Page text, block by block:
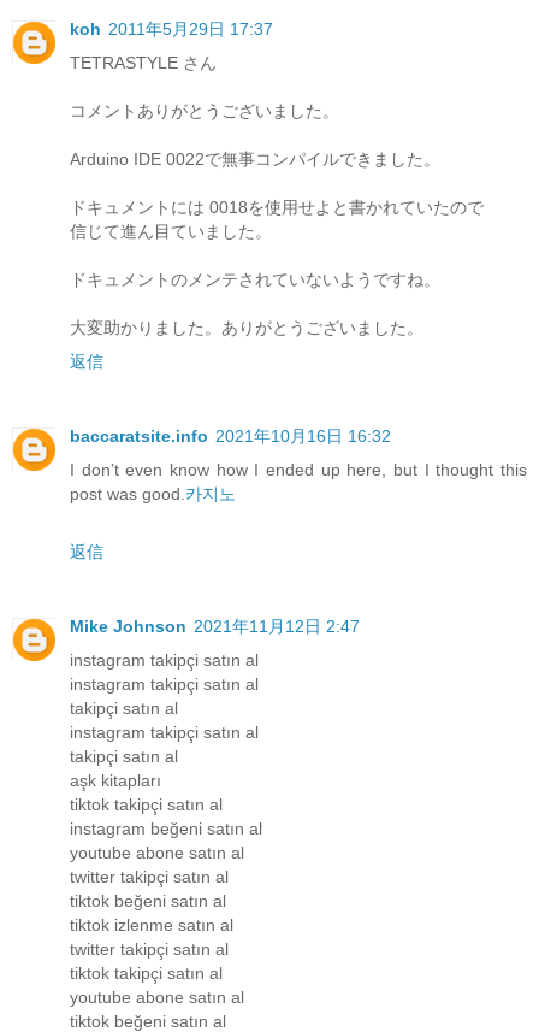
koh 2011年5月29日 17:37
TETRASTYLE さん
コメントありがとうございました。
Arduino IDE 0022で無事コンパイルできました。
ドキュメントには 0018を使用せよと書かれていたので
信じて進ん目ていました。
ドキュメントのメンテされていないようですね。
大変助かりました。ありがとうございました。
返信
baccaratsite.info 2021年10月16日 16:32
I don’t even know how I ended up here, but I thought this
post was good. 카지노
返信
Mike Johnson 2021年11月12日 2:47
instagram takipçi satın al
instagram takipçi satın al
takipçi satın al
instagram takipçi satın al
takipçi satın al
aşk kitapları
tiktok takipçi satın al
instagram beğeni satın al
youtube abone satın al
twitter takipçi satın al
tiktok beğeni satın al
tiktok izlenme satın al
twitter takipçi satın al
tiktok takipçi satın al
youtube abone satın al
tiktok beğeni satın al